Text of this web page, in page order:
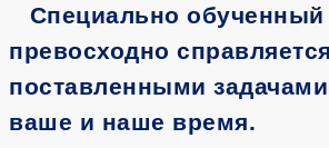
Специально обученный
превосходно
поставленными
ваше и наше время.